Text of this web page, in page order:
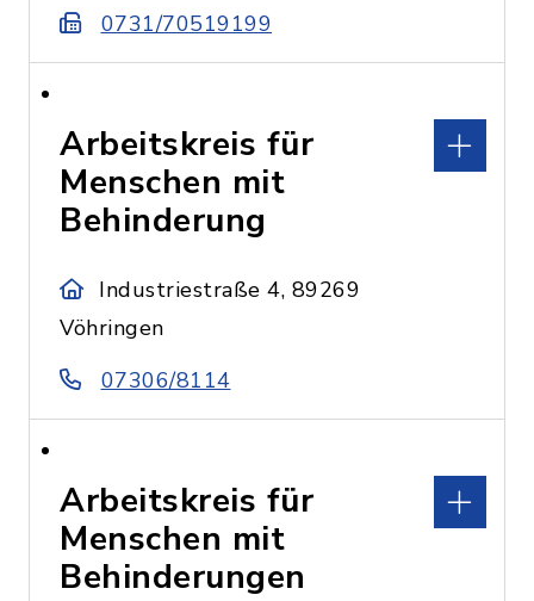
0731/70519199
Arbeitskreis für
Menschen mit
Behinderung
Industriestraße 4, 89269
Vöhringen
07306/8114
Arbeitskreis für
Menschen mit
Behinderungen